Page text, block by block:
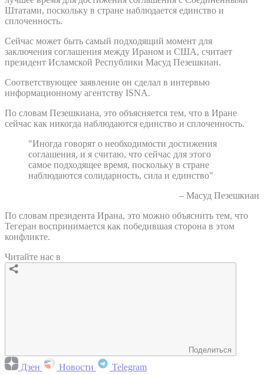
Штатами, поскольку в стране наблюдается единство и
сплоченность.
Сейчас может быть самый подходящий момент для
заключения соглашения между Ираном и США, считает
президент Исламской Республики Масуд Пезешкиан.
Соответствующее заявление он сделал в интервью
информационному агентству ISNA.
По словам Пезешкиана, это объясняется тем, что в Иране
сейчас как никогда наблюдаются единство и сплоченность.
"Иногда говорят о необходимости достижения
соглашения, и я считаю, что сейчас для этого
самое подходящее время, поскольку в стране
наблюдаются солидарность, сила и единство"
– Масуд Пезешкиан
По словам президента Ирана, это можно объяснить тем, что
Тегеран воспринимается как победившая сторона в этом
конфликте.
Читайте нас в
Поделиться
Дзен Новости Telegram